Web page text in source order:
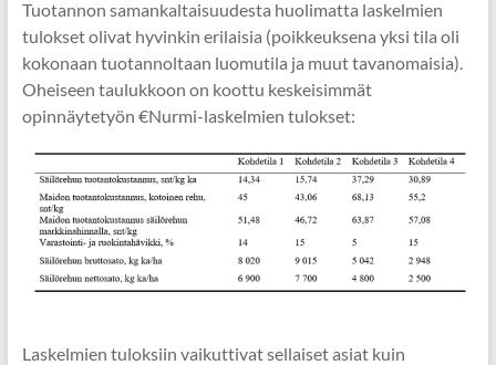
Tuotannon samankaltaisuudesta huolimatta laskelmien
tulokset olivat hyvinkin erilaisia (poikkeuksena yksi tila oli
kokonaan tuotannoltaan luomutila ja muut tavanomaisia).
Oheiseen taulukkoon on koottu keskeisimmät
opinnäytetyön €Nurmi-laskelmien tulokset:
Laskelmien tuloksiin vaikuttivat sellaiset asiat kuin